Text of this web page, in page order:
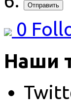
Отправить
0
Наши